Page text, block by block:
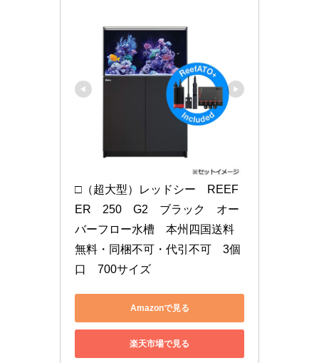
□（超大型）レッドシー　REEF
ER　250　G2　ブラック　オー
バーフロー水槽　本州四国送料
無料・同梱不可・代引不可　3個
口　700サイズ
Amazonで見る
楽天市場で見る